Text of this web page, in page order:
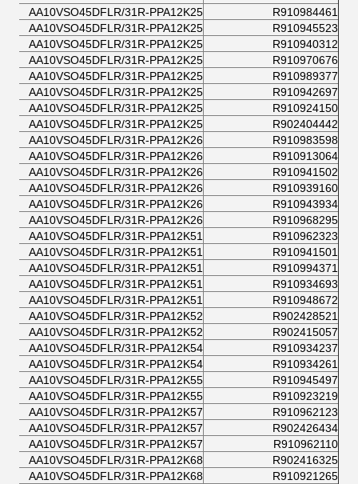
R910984461
AA10VSO45DFLR/31R-PPA12K25
R910945523
AA10VSO45DFLR/31R-PPA12K25
R910940312
AA10VSO45DFLR/31R-PPA12K25
R910970676
AA10VSO45DFLR/31R-PPA12K25
R910989377
AA10VSO45DFLR/31R-PPA12K25
R910942697
AA10VSO45DFLR/31R-PPA12K25
R910924150
AA10VSO45DFLR/31R-PPA12K25
R902404442
AA10VSO45DFLR/31R-PPA12K25
R910983598
AA10VSO45DFLR/31R-PPA12K26
R910913064
AA10VSO45DFLR/31R-PPA12K26
R910941502
AA10VSO45DFLR/31R-PPA12K26
R910939160
AA10VSO45DFLR/31R-PPA12K26
R910943934
AA10VSO45DFLR/31R-PPA12K26
R910968295
AA10VSO45DFLR/31R-PPA12K26
R910962323
AA10VSO45DFLR/31R-PPA12K51
R910941501
AA10VSO45DFLR/31R-PPA12K51
R910994371
AA10VSO45DFLR/31R-PPA12K51
R910934693
AA10VSO45DFLR/31R-PPA12K51
R910948672
AA10VSO45DFLR/31R-PPA12K51
R902428521
AA10VSO45DFLR/31R-PPA12K52
R902415057
AA10VSO45DFLR/31R-PPA12K52
R910934237
AA10VSO45DFLR/31R-PPA12K54
R910934261
AA10VSO45DFLR/31R-PPA12K54
R910945497
AA10VSO45DFLR/31R-PPA12K55
R910923219
AA10VSO45DFLR/31R-PPA12K55
R910962123
AA10VSO45DFLR/31R-PPA12K57
R902426434
AA10VSO45DFLR/31R-PPA12K57
R910962110
AA10VSO45DFLR/31R-PPA12K57
R902416325
AA10VSO45DFLR/31R-PPA12K68
R910921265
AA10VSO45DFLR/31R-PPA12K68